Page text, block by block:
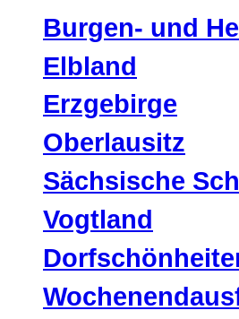
Burgen- und
Elbland
Erzgebirge
Oberlausitz
Sächsische
Vogtland